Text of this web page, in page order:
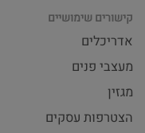
קישורים שימושיים
אדריכלים
מעצבי פנים
מגזין
הצטרפות עסקים